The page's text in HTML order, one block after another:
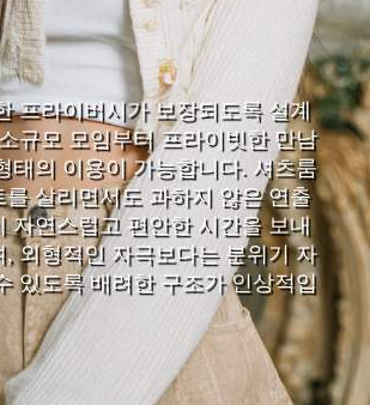
프라이버시가 보장되도록 설계
규모 모임부터 프라이빗한 만남
태의 이용이 가능합니다. 셔츠룸
를 살리면서도 과하지 않은 연출
자연스럽고 편안한 시간을 보내
, 외형적인 자극보다는 분위기 자
있도록 배려한 구조가 인상적입